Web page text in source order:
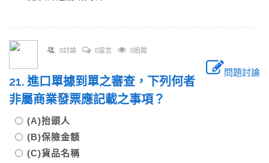
0討論 0留言 0追蹤
問題討論
21. 進口單據到單之審查，下列何者
非屬商業發票應記載之事項？
(A)抬頭人
(B)保險金額
(C)貨品名稱